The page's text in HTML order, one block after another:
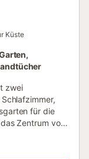
Küste
zwei
für die
Zentrum von
Stadtbus,